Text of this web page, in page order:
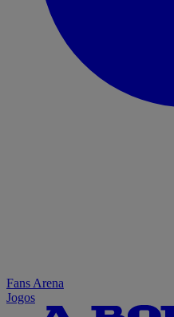
Fans Arena
Jogos